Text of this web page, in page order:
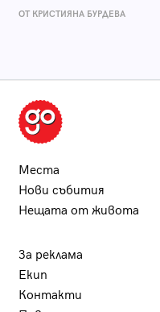
ОТ КРИСТИЯНА БУРДЕВА
Места
Нови събития
Нещата от живота
За реклама
Екип
Контакти